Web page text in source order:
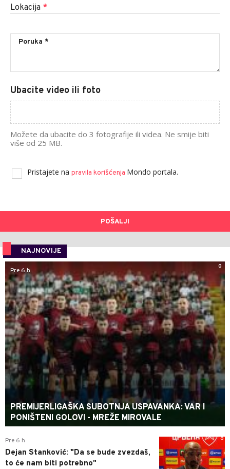
Lokacija *
Ubacite video ili foto
Možete da ubacite do 3 fotografije ili videa. Ne smije biti
više od 25 MB.
Pristajete na pravila korišćenja Mondo portala.
POŠALJI
NAJNOVIJE
0
Pre 6 h
PREMIJERLIGAŠKA SUBOTNJA USPAVANKA: VAR I
PONIŠTENI GOLOVI - MREŽE MIROVALE
0
Pre 6 h
Dejan Stanković: "Da se bude zvezdaš,
to će nam biti potrebno"